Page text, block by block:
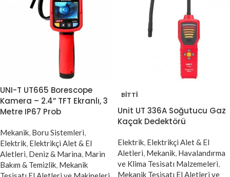
UNI-T UT665 Borescope
Kamera – 2.4” TFT Ekranlı, 3
Metre IP67 Prob
Mekanik, Boru Sistemleri,
Elektrik, Elektrikçi Alet & El
Aletleri, Deniz & Marina, Marin
Bakım & Temizlik, Mekanik
BITTI
Unit UT 336A Soğutucu Gaz
Kaçak Dedektörü
Elektrik, Elektrikçi Alet & El
Aletleri, Mekanik, Havalandırma
ve Klima Tesisatı Malzemeleri,
Mekanik Tesisatı El Aletleri ve